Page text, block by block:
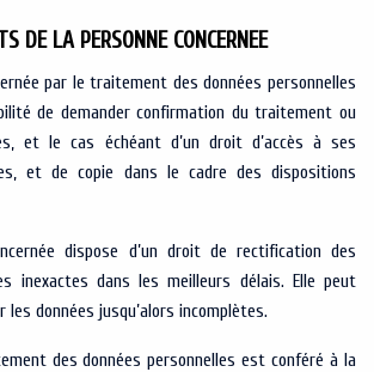
DE LA PERSONNE CONCERNEE
par le traitement des données personnelles
de demander confirmation du traitement ou
et le cas échéant d’un droit d’accès à ses
et de copie dans le cadre des dispositions
dispose d’un droit de rectification des
inexactes dans les meilleurs délais. Elle peut
les données jusqu’alors incomplètes.
des données personnelles est conféré à la